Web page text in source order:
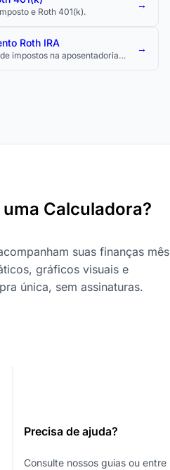
e Roth 401(k).
→
Roth IRA
impostos na aposentadoria
→
Calculadora?
suas finanças mês
gráficos visuais e
única, sem assinaturas.
Precisa de ajuda?
Consulte nossos guias ou entre